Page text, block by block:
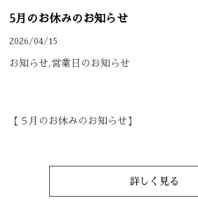
5月のお休みのお知らせ
2026/04/15
お知らせ,営業日のお知らせ
【５月のお休みのお知らせ】
詳しく見る